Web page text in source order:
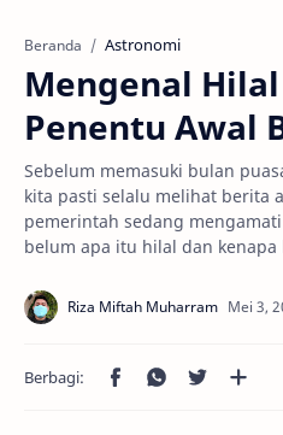
Beranda Astronomi
Mengenal
Penentu Awal
Sebelum memasuki bulan
kita pasti selalu melihat berita
pemerintah sedang
belum apa itu hilal dan